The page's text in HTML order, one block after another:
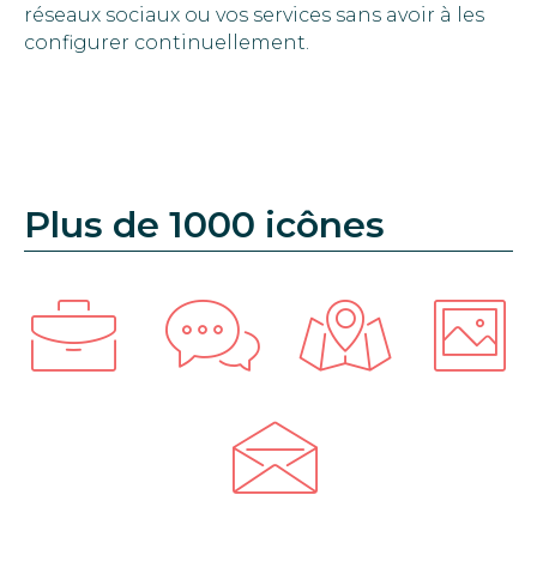
réseaux sociaux ou vos services sans avoir à les
configurer continuellement.
Plus de 1000 icônes